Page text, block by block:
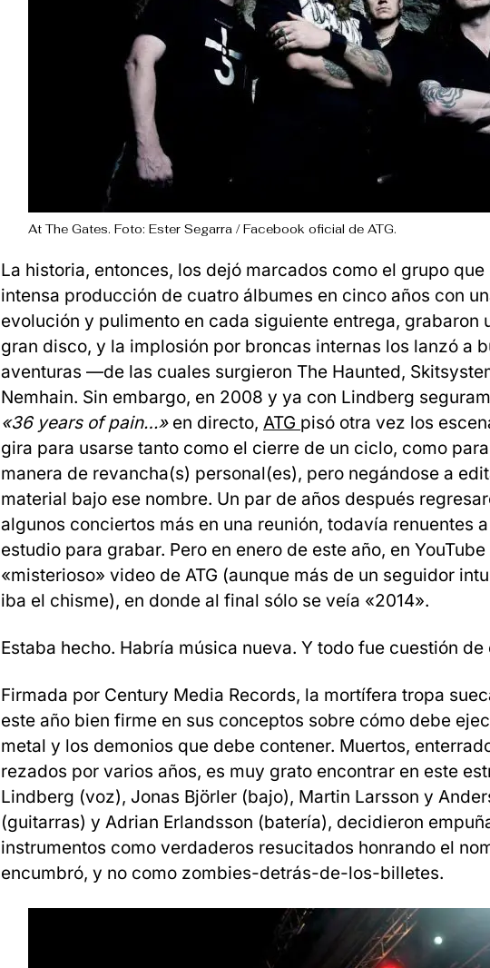
At The Gates. Foto: Ester Segarra / Facebook oficial de ATG.
La historia, entonces, los dejó marcados como el grupo que
intensa producción de cuatro álbumes en cinco años con
evolución y pulimento en cada siguiente entrega, grabaron
gran disco, y la implosión por broncas internas los lanzó a
aventuras —de las cuales surgieron The Haunted,
Nemhain. Sin embargo, en 2008 y ya con Lindberg
«36 years of pain…»en directo, ATG pisó otra vez los
gira para usarse tanto como el cierre de un ciclo, como
manera de revancha(s) personal(es), pero negándose a
material bajo ese nombre. Un par de años después
algunos conciertos más en una reunión, todavía renuentes
estudio para grabar. Pero en enero de este año, en
«misterioso» video de ATG (aunque más de un seguidor
iba el chisme), en donde al final sólo se veía «2014».
Estaba hecho. Habría música nueva. Y todo fue cuestión de
Firmada por Century Media Records, la mortífera tropa
este año bien firme en sus conceptos sobre cómo debe
metal y los demonios que debe contener. Muertos,
rezados por varios años, es muy grato encontrar en este
Lindberg (voz), Jonas Björler (bajo), Martin Larsson y
(guitarras) y Adrian Erlandsson (batería), decidieron
instrumentos como verdaderos resucitados honrando el
encumbró, y no como zombies-detrás-de-los-billetes.